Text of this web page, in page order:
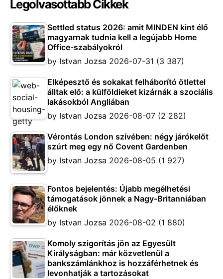
Legolvasottabb Cikkek
Settled status 2026: amit MINDEN kint élő
magyarnak tudnia kell a legújabb Home
Office-szabályokról
by Istvan Jozsa 2026-07-31 (3 387)
Elképesztő és sokakat felháborító ötlettel
álltak elő: a külföldieket kizárnák a szociális
lakásokból Angliában
by Istvan Jozsa 2026-08-07 (2 282)
Vérontás London szívében: négy járókelőt
szúrt meg egy nő Covent Gardenben
by Istvan Jozsa 2026-08-05 (1 927)
Fontos bejelentés: Újabb megélhetési
támogatások jönnek a Nagy-Britanniában
élőknek
by Istvan Jozsa 2026-08-02 (1 880)
Komoly szigorítás jön az Egyesült
Királyságban: már közvetlenül a
bankszámlánkhoz is hozzáférhetnek és
levonhatják a tartozásokat